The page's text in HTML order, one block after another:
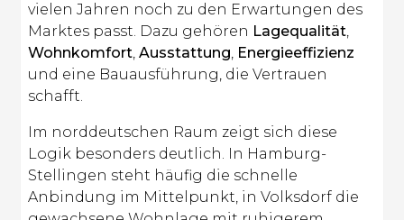
vielen Jahren noch zu den Erwartungen des
Marktes passt. Dazu gehören Lagequalität,
Wohnkomfort,Ausstattung, Energieeffizienz
und eine Bauausführung, die Vertrauen
schafft.
Im norddeutschen Raum zeigt sich diese
Logik besonders deutlich. In Hamburg-
Stellingen steht häufig die schnelle
Anbindung im Mittelpunkt, in Volksdorf die